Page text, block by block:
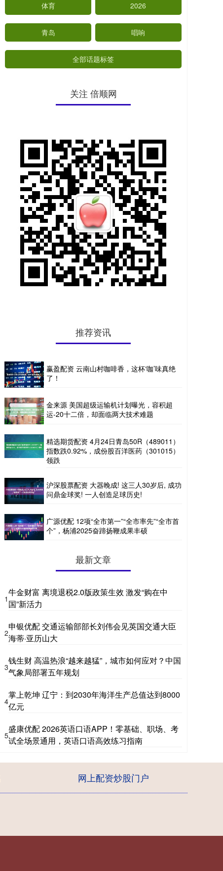
体育 2026
青岛 唱响
全部话题标签
关注 倍顺网
推荐资讯
赢盈配资 云南山村咖啡香，这杯‘咖’味真绝
了！
金来源 美国超级运输机计划曝光，容积超
运-20十二倍，却面临两大技术难题
精选期货配资 4月24日青岛50R（489011）
指数跌0.92%，成份股百洋医药（301015）
领跌
沪深股票配资 大器晚成! 这三人30岁后, 成功
问鼎金球奖! 一人创造足球历史!
广源优配 12项“全市第一”“全市率先”“全市首
个”，杨浦2025奋蹄扬鞭成果丰硕
最新文章
1
牛金财富 离境退税2.0版政策生效 激发“购在中
国”新活力
2
申银优配 交通运输部部长刘伟会见英国交通大臣
海蒂·亚历山大
3
钱生财 高温热浪“越来越猛”，城市如何应对？中国
气象局部署五年规划
4
掌上乾坤 辽宁：到2030年海洋生产总值达到8000
亿元
5
盛康优配 2026英语口语APP！零基础、职场、考
试全场景通用，英语口语高效练习指南
网上配资炒股门户